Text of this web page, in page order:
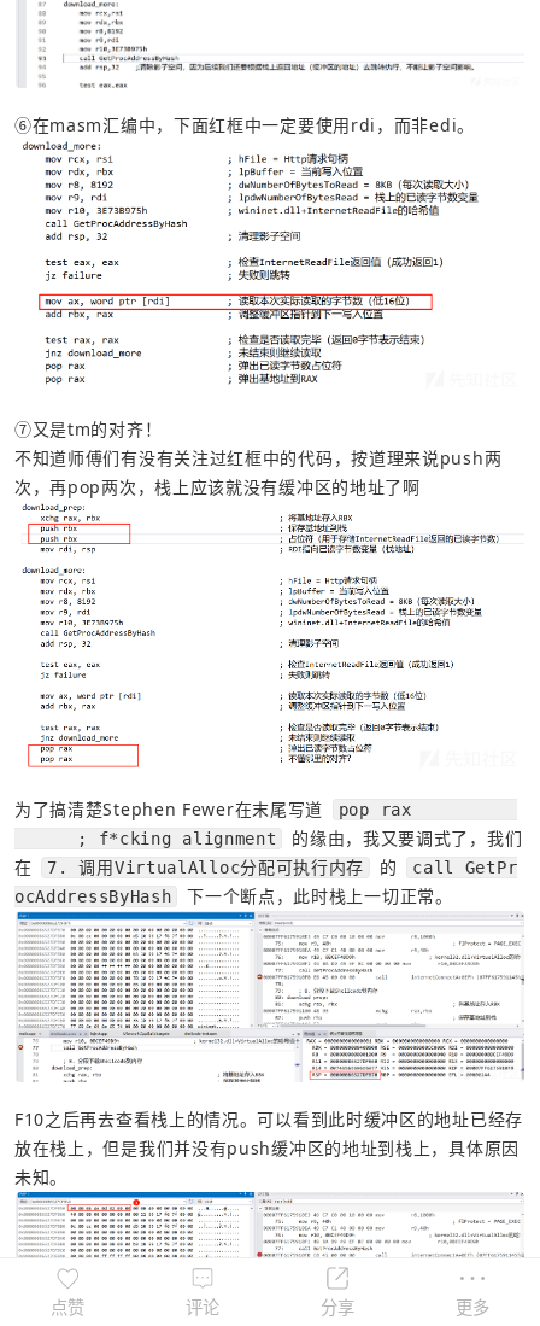
⑥在masm汇编中，下面红框中一定要使用rdi，而非edi。
⑦又是tm的对齐！
不知道师傅们有没有关注过红框中的代码，按道理来说push两
次，再pop两次，栈上应该就没有缓冲区的地址了啊
为了搞清楚Stephen Fewer在末尾写道
pop rax
      ; f*cking alignment
的缘由，我又要调式了，我们
在
7. 调用VirtualAlloc分配可执行内存 的
call GetPr
ocAddressByHash
下一个断点，此时栈上一切正常。
F10之后再去查看栈上的情况。可以看到此时缓冲区的地址已经存
放在栈上，但是我们并没有push缓冲区的地址到栈上，具体原因
未知。
点赞 评论 分享 更多